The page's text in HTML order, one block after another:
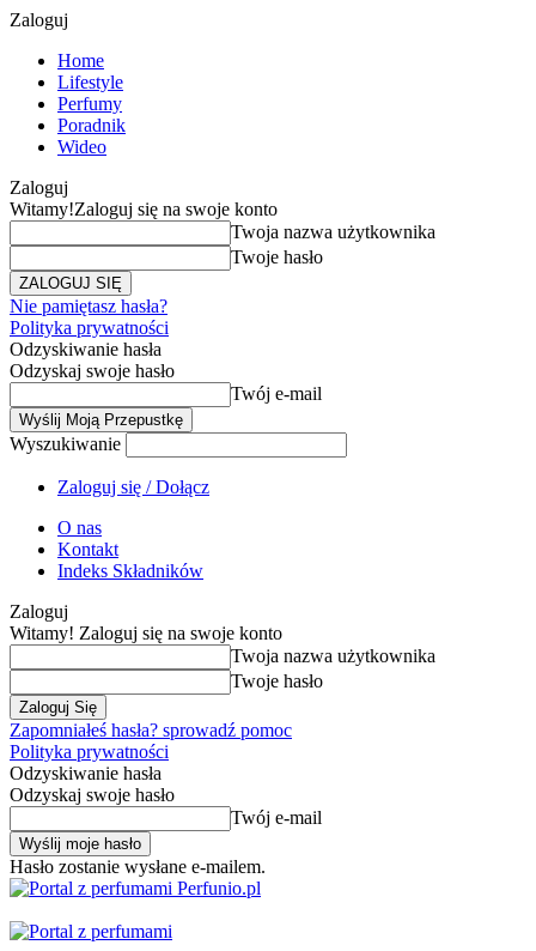
Zaloguj
Home
Lifestyle
Perfumy
Poradnik
Wideo
Zaloguj
Witamy!Zaloguj się na swoje konto
Twoja nazwa użytkownika
Twoje hasło
Nie pamiętasz hasła?
Polityka prywatności
Odzyskiwanie hasła
Odzyskaj swoje hasło
Twój e-mail
Wyszukiwanie
Zaloguj się / Dołącz
O nas
Kontakt
Indeks Składników
Zaloguj
Witamy! Zaloguj się na swoje konto
Twoja nazwa użytkownika
Twoje hasło
Zapomniałeś hasła? sprowadź pomoc
Polityka prywatności
Odzyskiwanie hasła
Odzyskaj swoje hasło
Twój e-mail
Hasło zostanie wysłane e-mailem.
Perfunio.pl